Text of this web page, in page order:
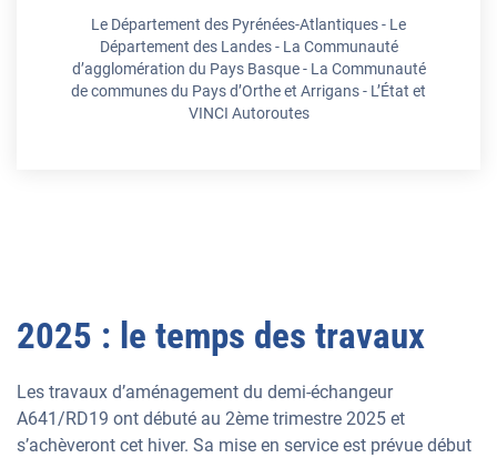
Le Département des Pyrénées-Atlantiques - Le
Département des Landes - La Communauté
d’agglomération du Pays Basque - La Communauté
de communes du Pays d’Orthe et Arrigans - L’État et
VINCI Autoroutes
2025 : le temps des travaux
Les travaux d’aménagement du demi-échangeur
A641/RD19 ont débuté au 2ème trimestre 2025 et
s’achèveront cet hiver. Sa mise en service est prévue début